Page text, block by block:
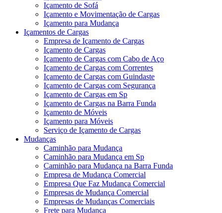
Içamento de Sofá
Içamento e Movimentação de Cargas
Içamento para Mudança
Içamentos de Cargas
Empresa de Içamento de Cargas
Içamento de Cargas
Içamento de Cargas com Cabo de Aço
Içamento de Cargas com Correntes
Içamento de Cargas com Guindaste
Içamento de Cargas com Segurança
Içamento de Cargas em Sp
Içamento de Cargas na Barra Funda
Içamento de Móveis
Içamento para Móveis
Serviço de Içamento de Cargas
Mudanças
Caminhão para Mudança
Caminhão para Mudança em Sp
Caminhão para Mudança na Barra Funda
Empresa de Mudança Comercial
Empresa Que Faz Mudança Comercial
Empresas de Mudança Comercial
Empresas de Mudanças Comerciais
Frete para Mudança